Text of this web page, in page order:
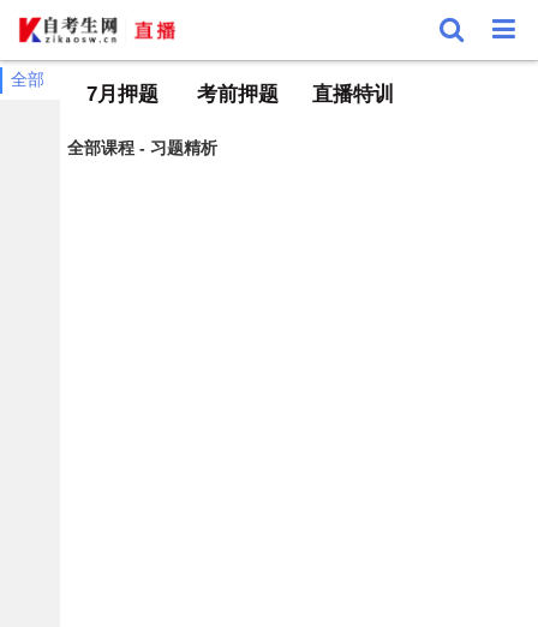
全部
7月押题 考前押题 直播特训
全部课程 - 习题精析